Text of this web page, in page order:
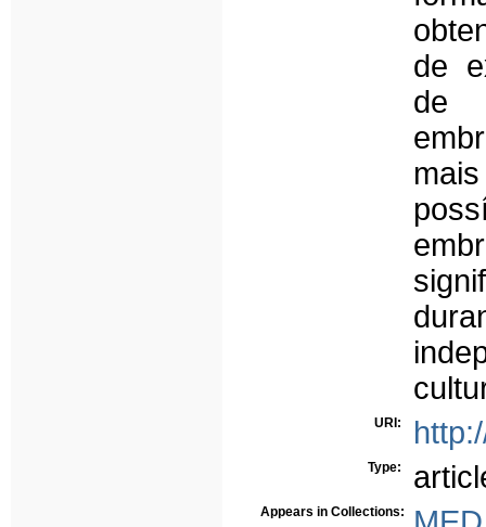
de
de
URI:
Type:
Appears in Collections: